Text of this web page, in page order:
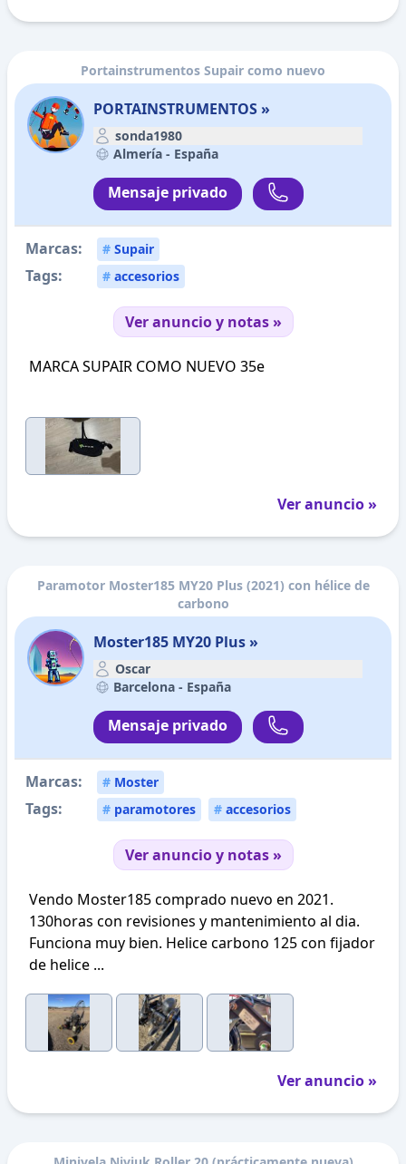
Portainstrumentos Supair como nuevo
PORTAINSTRUMENTOS »
sonda1980
Almería - España
Mensaje privado
Marcas: # Supair
Tags: # accesorios
Ver anuncio y notas »
MARCA SUPAIR COMO NUEVO 35e
Ver anuncio »
Paramotor Moster185 MY20 Plus (2021) con hélice de
carbono
Moster185 MY20 Plus »
Oscar
Barcelona - España
Mensaje privado
Marcas: # Moster
Tags: # paramotores # accesorios
Ver anuncio y notas »
Vendo Moster185 comprado nuevo en 2021.
130horas con revisiones y mantenimiento al dia.
Funciona muy bien. Helice carbono 125 con fijador
de helice ...
Ver anuncio »